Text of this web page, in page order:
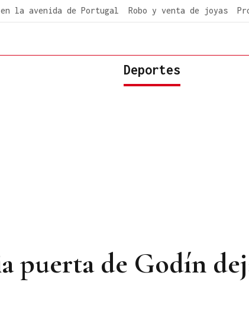
en la avenida de Portugal Robo y venta de joyas
Deportes
puerta de Godín